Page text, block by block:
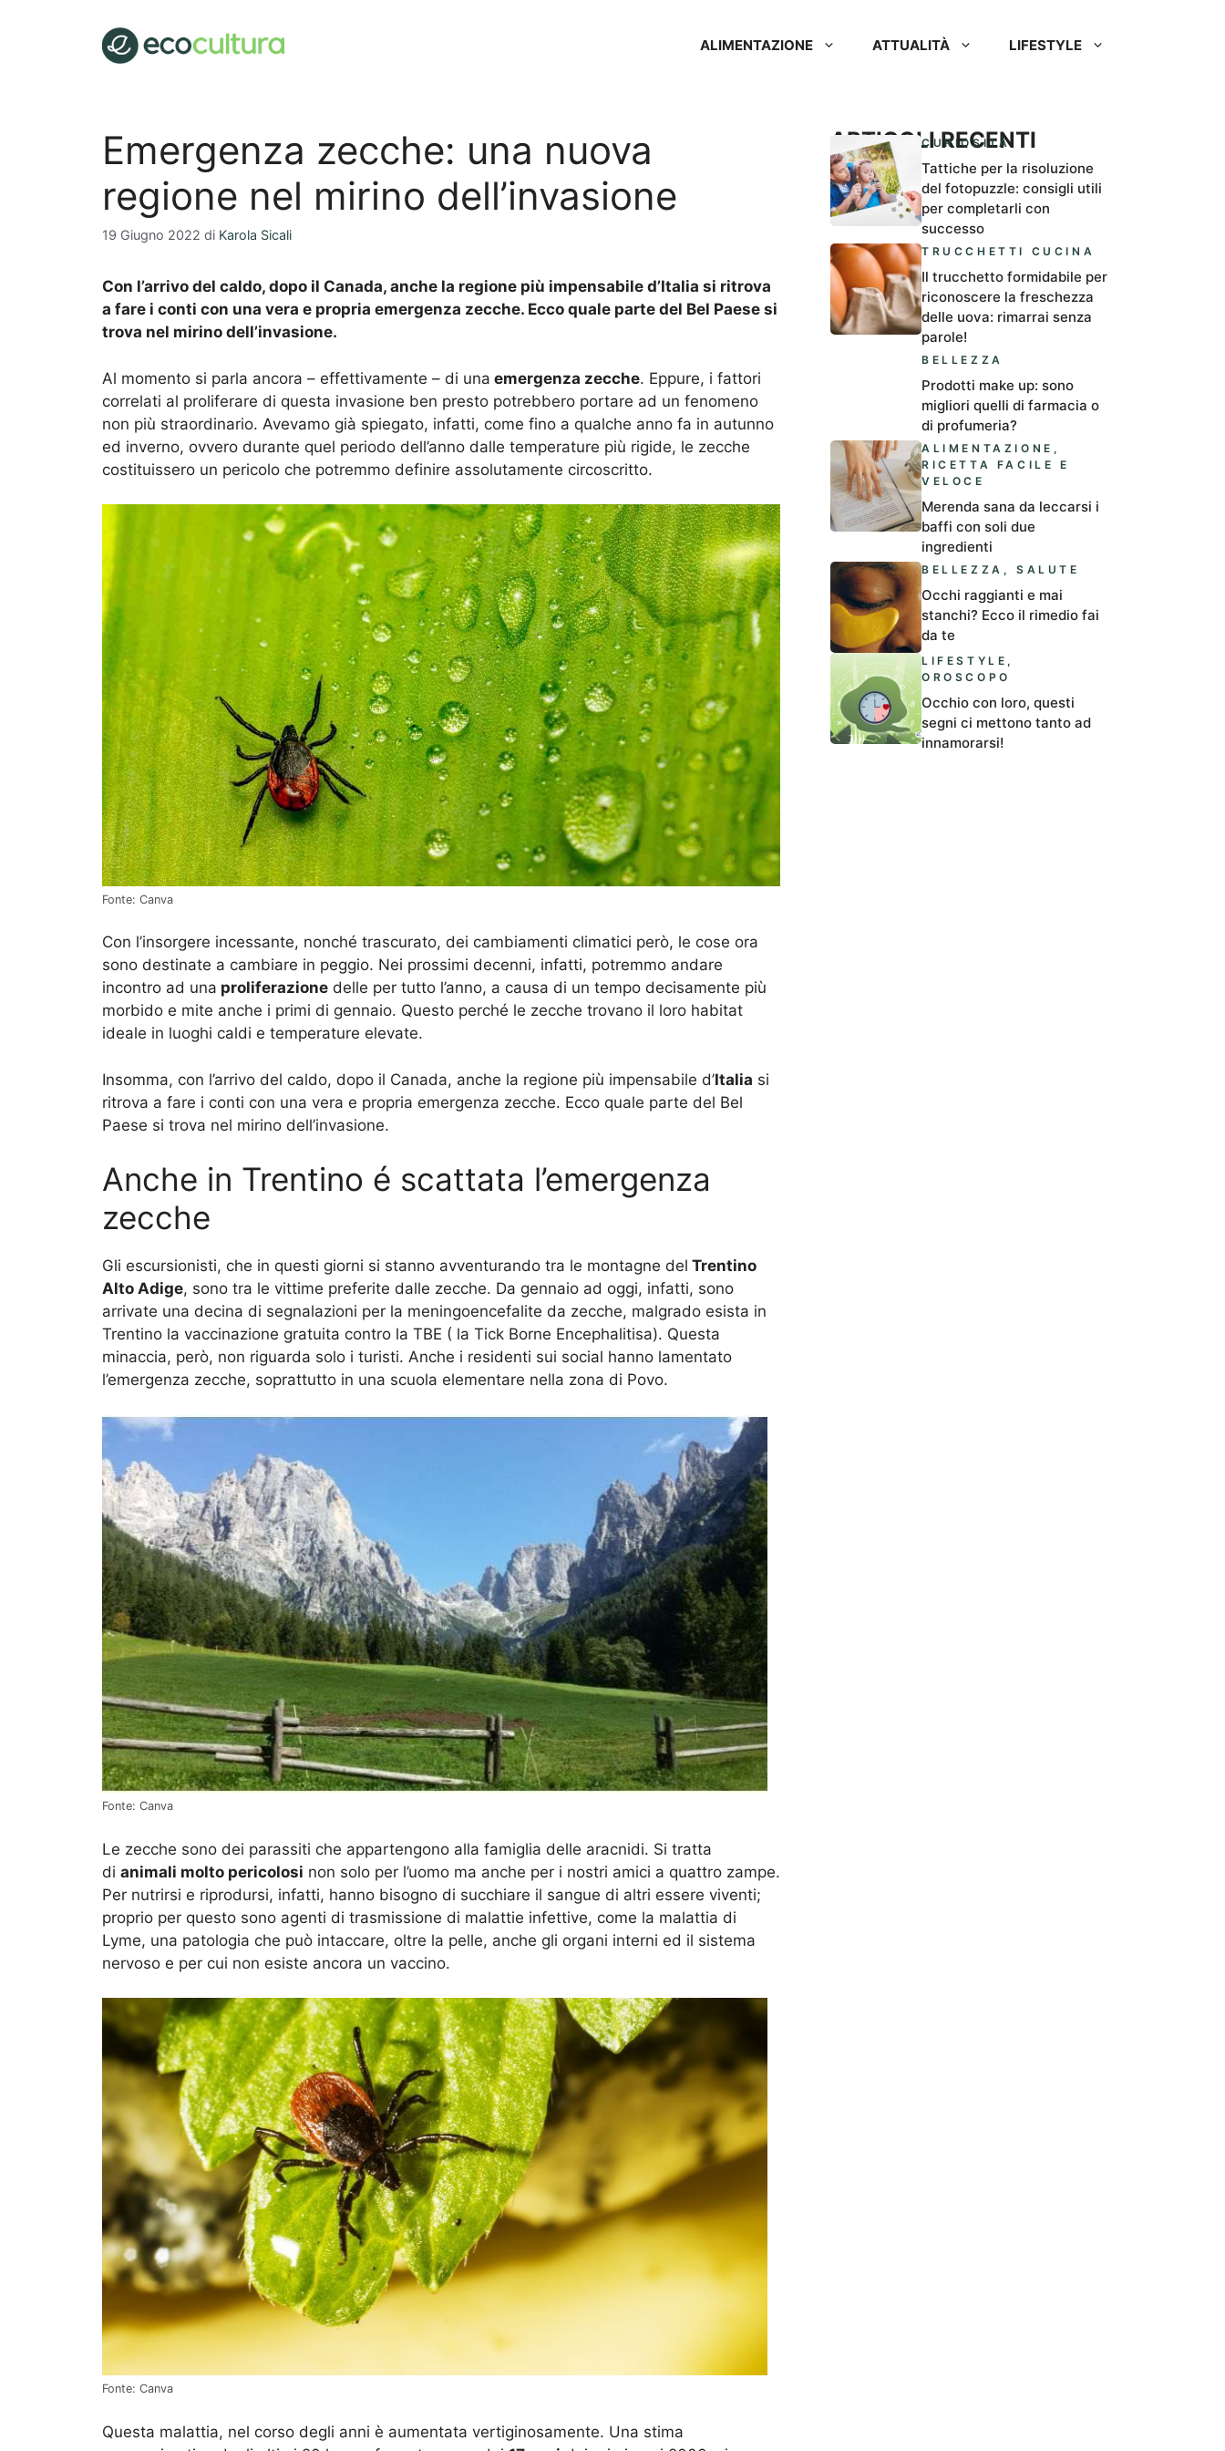
ALIMENTAZIONE ATTUALITÀ LIFESTYLE
Emergenza zecche: una nuova
regione nel mirino dell’invasione
19 Giugno 2022 di Karola Sicali
Con l’arrivo del caldo, dopo il Canada, anche la regione più impensabile d’Italia si ritrova
a fare i conti con una vera e propria emergenza zecche. Ecco quale parte del Bel Paese si
trova nel mirino dell’invasione.
Al momento si parla ancora – effettivamente – di una emergenza zecche. Eppure, i fattori
correlati al proliferare di questa invasione ben presto potrebbero portare ad un fenomeno
non più straordinario. Avevamo già spiegato, infatti, come fino a qualche anno fa in autunno
ed inverno, ovvero durante quel periodo dell’anno dalle temperature più rigide, le zecche
costituissero un pericolo che potremmo definire assolutamente circoscritto.
Fonte: Canva
Con l’insorgere incessante, nonché trascurato, dei cambiamenti climatici però, le cose ora
sono destinate a cambiare in peggio. Nei prossimi decenni, infatti, potremmo andare
incontro ad una proliferazione delle per tutto l’anno, a causa di un tempo decisamente più
morbido e mite anche i primi di gennaio. Questo perché le zecche trovano il loro habitat
ideale in luoghi caldi e temperature elevate.
Insomma, con l’arrivo del caldo, dopo il Canada, anche la regione più impensabile d’Italia si
ritrova a fare i conti con una vera e propria emergenza zecche. Ecco quale parte del Bel
Paese si trova nel mirino dell’invasione.
Anche in Trentino é scattata l’emergenza
zecche
Gli escursionisti, che in questi giorni si stanno avventurando tra le montagne del Trentino
Alto Adige, sono tra le vittime preferite dalle zecche. Da gennaio ad oggi, infatti, sono
arrivate una decina di segnalazioni per la meningoencefalite da zecche, malgrado esista in
Trentino la vaccinazione gratuita contro la TBE ( la Tick Borne Encephalitisa). Questa
minaccia, però, non riguarda solo i turisti. Anche i residenti sui social hanno lamentato
l’emergenza zecche, soprattutto in una scuola elementare nella zona di Povo.
Fonte: Canva
Le zecche sono dei parassiti che appartengono alla famiglia delle aracnidi. Si tratta
di animali molto pericolosi non solo per l’uomo ma anche per i nostri amici a quattro zampe.
Per nutrirsi e riprodursi, infatti, hanno bisogno di succhiare il sangue di altri essere viventi;
proprio per questo sono agenti di trasmissione di malattie infettive, come la malattia di
Lyme, una patologia che può intaccare, oltre la pelle, anche gli organi interni ed il sistema
nervoso e per cui non esiste ancora un vaccino.
Fonte: Canva
Questa malattia, nel corso degli anni è aumentata vertiginosamente. Una stima
ARTICOLI RECENTI
CURIOSITÀ
Tattiche per la risoluzione
del fotopuzzle: consigli utili
per completarli con
successo
TRUCCHETTI CUCINA
Il trucchetto formidabile per
riconoscere la freschezza
delle uova: rimarrai senza
parole!
BELLEZZA
Prodotti make up: sono
migliori quelli di farmacia o
di profumeria?
ALIMENTAZIONE ,
RICETTA FACILE E
VELOCE
Merenda sana da leccarsi i
baffi con soli due
ingredienti
BELLEZZA ,SALUTE
Occhi raggianti e mai
stanchi? Ecco il rimedio fai
da te
LIFESTYLE ,
OROSCOPO
Occhio con loro, questi
segni ci mettono tanto ad
innamorarsi!